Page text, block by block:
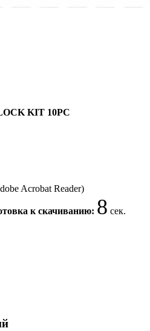
KIT 10PC
Acrobat Reader)
к скачиванию: 8 сек.